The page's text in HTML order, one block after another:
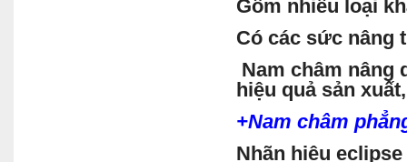
Gồm nhiều loại
Có các sức nâng
Nam châm nâng
hiệu quả sản
+Nam châm
Nhãn hiệu